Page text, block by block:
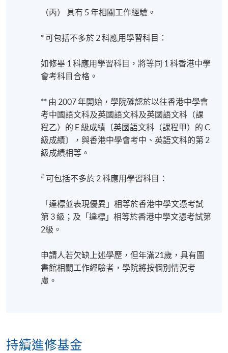
（丙） 具有 5 年相關工作經驗。
* 可包括不多於 2 科應用學習科目：
如修畢 1 科應用學習科目，將等同 1 科香港中學
會考科目合格。
** 由 2007 年開始，學院確認於以往香港中學會
考中國語文科及英國語文科及英國語文科（課
程乙）的 E 級成績〔英國語文科（課程甲）的 C
級成績〕，與香港中學會考中、英語文科的第 2
級成績相等。
# 可包括不多於 2 科應用學習科目：
「達標並表現優異」相等於香港中學文憑考試
第 3 級；及「達標」相等於香港中學文憑考試第
2級。
申請人若欠缺上述學歷，但年滿21歲，具有圖
書館相關工作經驗者，學院將按個別情況考
慮。
持續進修基金